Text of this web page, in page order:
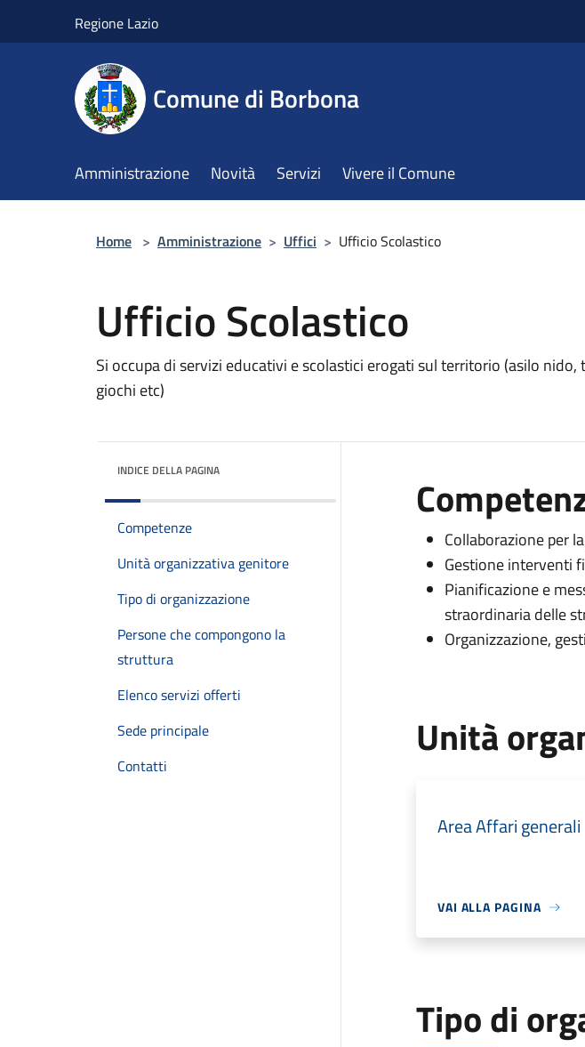
Regione Lazio
Comune di Borbona
Amministrazione Novità Servizi Vivere il Comune
Home > Amministrazione > Uffici > Ufficio Scolastico
Ufficio Scolastico
Si occupa di servizi educativi e scolastici erogati sul territorio (asilo nido,
giochi etc)
INDICE DELLA PAGINA
Competenze
Unità organizzativa genitore
Tipo di organizzazione
Persone che compongono la
struttura
Elenco servizi offerti
Sede principale
Contatti
Collaborazione per
Gestione interventi
Pianificazione e
straordinaria delle
Organizzazione,
Unità
Area Affari generali
VAI ALLA PAGINA
Tipo di